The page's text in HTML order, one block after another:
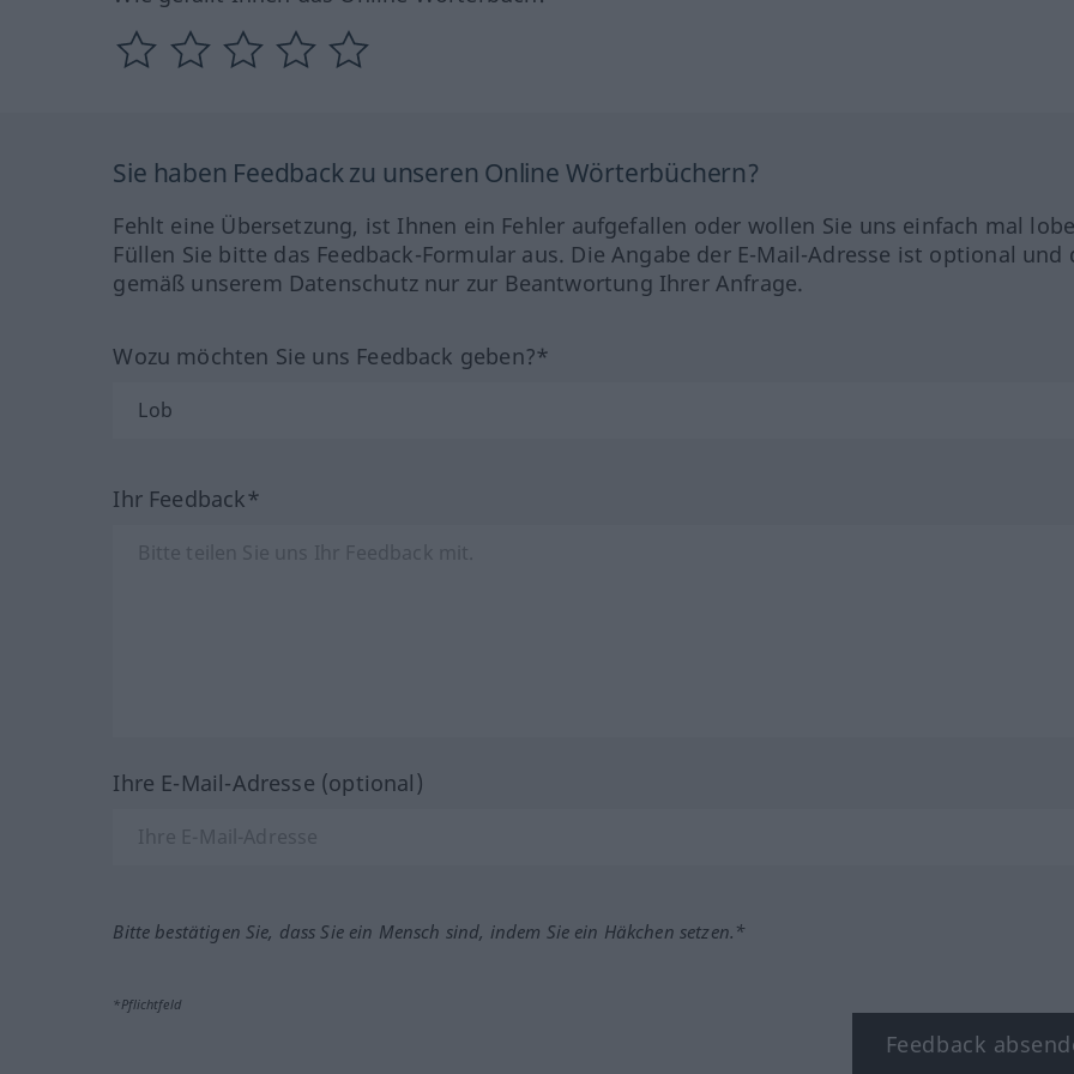
Sie haben Feedback zu unseren Online Wörterbüchern?
Fehlt eine Übersetzung, ist Ihnen ein Fehler aufgefallen oder wollen Sie uns einfach mal
Füllen Sie bitte das Feedback-Formular aus. Die Angabe der E-Mail-Adresse ist optional und
gemäß unserem Datenschutz nur zur Beantwortung Ihrer Anfrage.
Wozu möchten Sie uns Feedback geben?*
Ihr Feedback*
Ihre E-Mail-Adresse (optional)
Bitte bestätigen Sie, dass Sie ein Mensch sind, indem Sie ein Häkchen setzen.*
*Pflichtfeld
Feedback